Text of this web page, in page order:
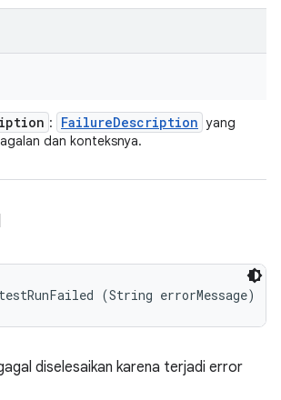
: FailureDescription yang
dan konteksnya.
(String errorMessage)
diselesaikan karena terjadi error